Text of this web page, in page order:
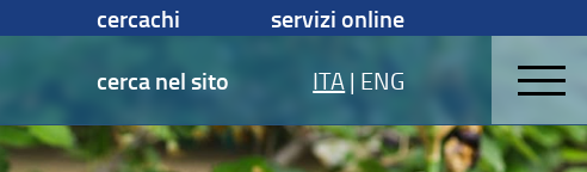
cercachi
servizi online
cerca nel sito
ITA| ENG